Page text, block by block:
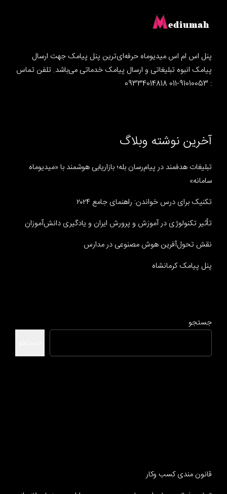
پنل اس ام اس میدیوماه حرفه‌ای‌ترین پنل پیامک جهت ارسال
پیامک انبوه تبلیغاتی و ارسال پیامک خدماتی می‌باشد. تلفن تماس
: 91010053-011 09334014818
آخرین نوشته وبلاگ
تبلیغات هدفمند در پیام‌رسان بله؛ بازاریابی هوشمند با «میدیوماه
سامانه»
تکنیک برای درس خواندن: راهنمای جامع ۲۰۲۴
تأثیر تکنولوژی در آموزش و پرورش ایران و یادگیری دانش‌آموزان
نقش تحول‌آفرین هوش مصنوعی در مدارس
پنل پیامک کرمانشاه
جستجو
قانون مندی کسب وکار